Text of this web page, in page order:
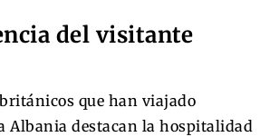
del visitante
que han viajado
Albania destacan la hospitalidad